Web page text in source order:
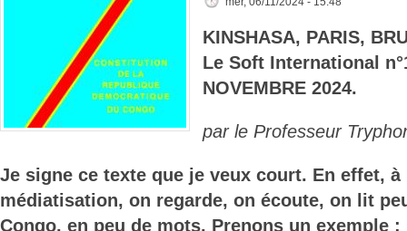
KINSHASA, PARIS,
Le Soft International
NOVEMBRE 2024.
par le Professeur
Je signe ce texte que je veux court. En effet, à
médiatisation, on regarde, on écoute, on lit
Congo, en peu de mots. Prenons un exemple